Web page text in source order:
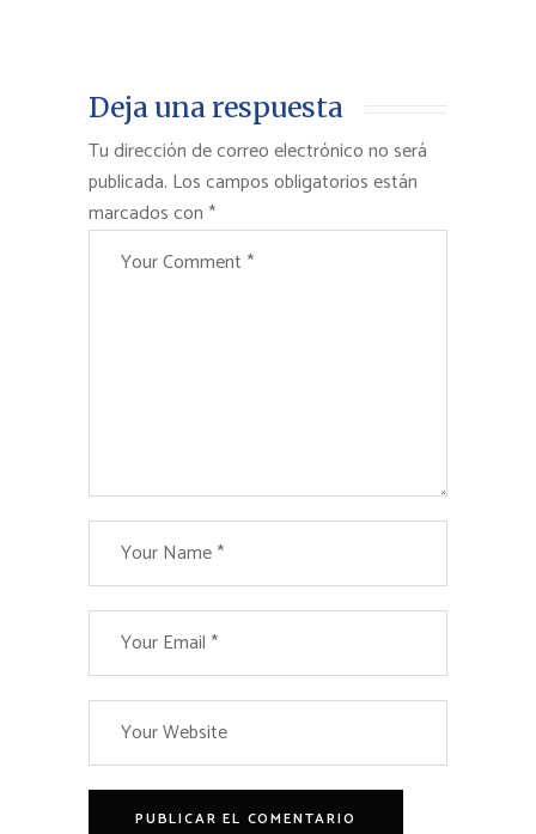
Deja una respuesta
Tu dirección de correo electrónico no será
publicada. Los campos obligatorios están
marcados con *